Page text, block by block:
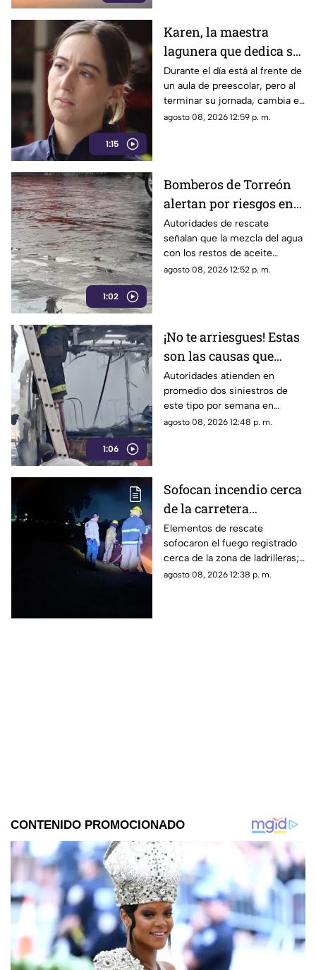
1:15
Karen, la maestra
lagunera que dedica su
tiempo libre a ser
bombera voluntaria
Durante el día está al frente de
un aula de preescolar, pero al
terminar su jornada, cambia el
pizarrón por el uniforme de
agosto 08, 2026 12:59 p. m.
1:02
Bomberos de Torreón
alertan por riesgos en
el asfalto tras las
recientes lluvias
Autoridades de rescate
señalan que la mezcla del agua
con los restos de aceite
acumulados en la calle provoca
agosto 08, 2026 12:52 p. m.
1:06
¡No te arriesgues! Estas
son las causas que
provocan incendios en
vehículos
Autoridades atienden en
promedio dos siniestros de
este tipo por semana en
Torreón. La falta de
agosto 08, 2026 12:48 p. m.
Sofocan incendio cerca
de la carretera
Matamoros-Torreón:
IMÁGENES
Elementos de rescate
sofocaron el fuego registrado
cerca de la zona de ladrilleras;
no se reportaron personas
agosto 08, 2026 12:38 p. m.